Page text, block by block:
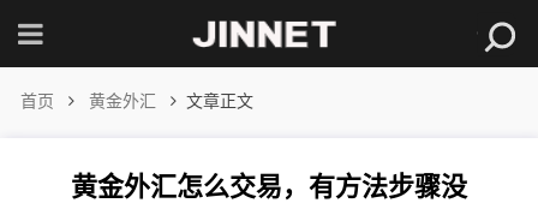
首页 黄金外汇 文章正文
黄金外汇怎么交易，有方法步骤没